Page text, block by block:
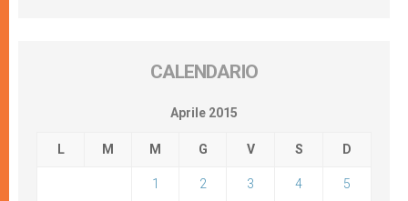
CALENDARIO
Aprile 2015
L M M G V S D
1 2 3 4 5